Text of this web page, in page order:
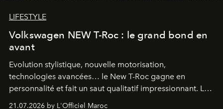
LIFESTYLE
Volkswagen NEW T-Roc : le grand bond en
avant
Evolution stylistique, nouvelle motorisation,
technologies avancées… le New T-Roc gagne en
personnalité et fait un saut qualitatif impressionnant. Le
constructeur allemand a revu en profondeur son SUV
21.07.2026 by L'Officiel Maroc